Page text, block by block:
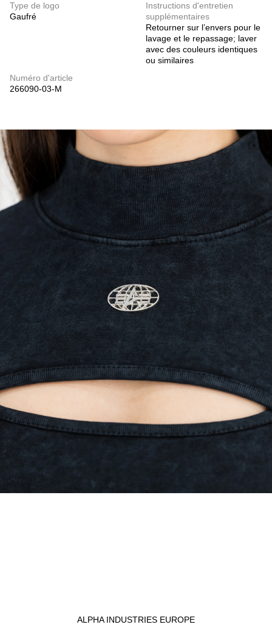
Type de logo
Gaufré
Instructions d'entretien
supplémentaires
Retourner sur l’envers pour le
lavage et le repassage; laver
avec des couleurs identiques
ou similaires
Numéro d'article
266090-03-M
ALPHA INDUSTRIES EUROPE